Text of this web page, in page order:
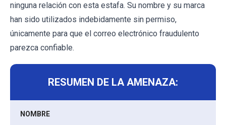
ninguna relación con esta estafa. Su nombre y su marca
han sido utilizados indebidamente sin permiso,
únicamente para que el correo electrónico fraudulento
parezca confiable.
RESUMEN DE LA AMENAZA:
NOMBRE